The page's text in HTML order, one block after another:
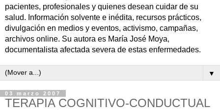
pacientes, profesionales y quienes desean cuidar de su
salud. Información solvente e inédita, recursos prácticos,
divulgación en medios y eventos, activismo, campañas,
archivos online. Su autora es María José Moya,
documentalista afectada severa de estas enfermedades.
▼
03 marzo 2007
TERAPIA COGNITIVO-CONDUCTUAL